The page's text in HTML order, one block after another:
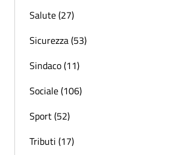
Salute (27)
Sicurezza (53)
Sindaco (11)
Sociale (106)
Sport (52)
Tributi (17)